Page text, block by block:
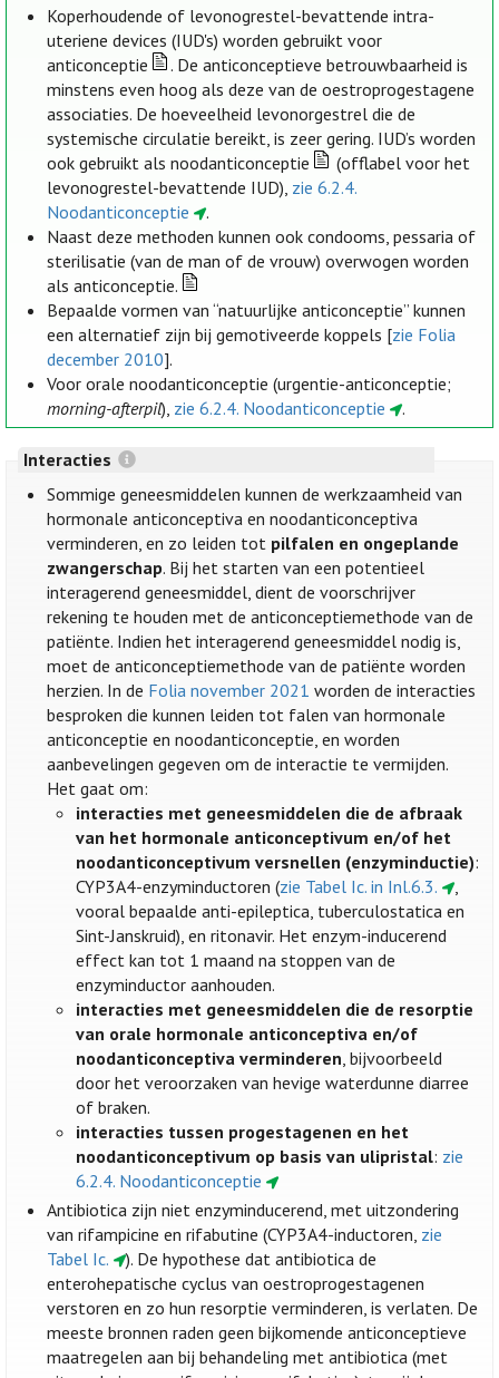
Koperhoudende of levonogrestel-bevattende intra-
uteriene devices (IUD's) worden gebruikt voor
anticonceptie
. De anticonceptieve betrouwbaarheid is
minstens even hoog als deze van de oestroprogestagene
associaties. De hoeveelheid levonorgestrel die de
systemische circulatie bereikt, is zeer gering. IUD’s worden
ook gebruikt als noodanticonceptie
(offlabel voor het
levonogrestel-bevattende IUD), zie 6.2.4.
Noodanticonceptie
.
Naast deze methoden kunnen ook condooms, pessaria of
sterilisatie (van de man of de vrouw) overwogen worden
als anticonceptie.
Bepaalde vormen van “natuurlijke anticonceptie” kunnen
een alternatief zijn bij gemotiveerde koppels [zie Folia
december 2010].
Voor orale noodanticonceptie (urgentie-anticonceptie;
morning-afterpil), zie 6.2.4. Noodanticonceptie .
Interacties
Sommige geneesmiddelen kunnen de werkzaamheid van
hormonale anticonceptiva en noodanticonceptiva
verminderen, en zo leiden tot pilfalen en ongeplande
zwangerschap. Bij het starten van een potentieel
interagerend geneesmiddel, dient de voorschrijver
rekening te houden met de anticonceptiemethode van de
patiënte. Indien het interagerend geneesmiddel nodig is,
moet de anticonceptiemethode van de patiënte worden
herzien. In de Folia november 2021 worden de interacties
besproken die kunnen leiden tot falen van hormonale
anticonceptie en noodanticonceptie, en worden
aanbevelingen gegeven om de interactie te vermijden.
Het gaat om:
interacties met geneesmiddelen die de afbraak
van het hormonale anticonceptivum en/of het
noodanticonceptivum versnellen (enzyminductie):
CYP3A4-enzyminductoren (zie Tabel Ic. in Inl.6.3.
,
vooral bepaalde anti-epileptica, tuberculostatica en
Sint-Janskruid), en ritonavir. Het enzym-inducerend
effect kan tot 1 maand na stoppen van de
enzyminductor aanhouden.
interacties met geneesmiddelen die de resorptie
van orale hormonale anticonceptiva en/of
noodanticonceptiva verminderen, bijvoorbeeld
door het veroorzaken van hevige waterdunne diarree
of braken.
interacties tussen progestagenen en het
noodanticonceptivum op basis van ulipristal: zie
6.2.4. Noodanticonceptie
Antibiotica zijn niet enzyminducerend, met uitzondering
van rifampicine en rifabutine (CYP3A4-inductoren, zie
Tabel Ic.
). De hypothese dat antibiotica de
enterohepatische cyclus van oestroprogestagenen
verstoren en zo hun resorptie verminderen, is verlaten. De
meeste bronnen raden geen bijkomende anticonceptieve
maatregelen aan bij behandeling met antibiotica (met